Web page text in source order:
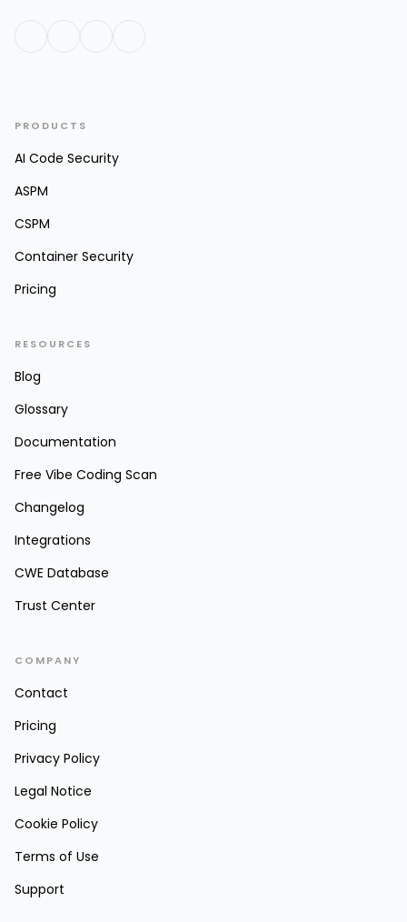
PRODUCTS
AI Code Security
ASPM
CSPM
Container Security
Pricing
RESOURCES
Blog
Glossary
Documentation
Free Vibe Coding Scan
Changelog
Integrations
CWE Database
Trust Center
COMPANY
Contact
Pricing
Privacy Policy
Legal Notice
Cookie Policy
Terms of Use
Support